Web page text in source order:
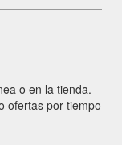
o en la tienda.
ofertas por tiempo